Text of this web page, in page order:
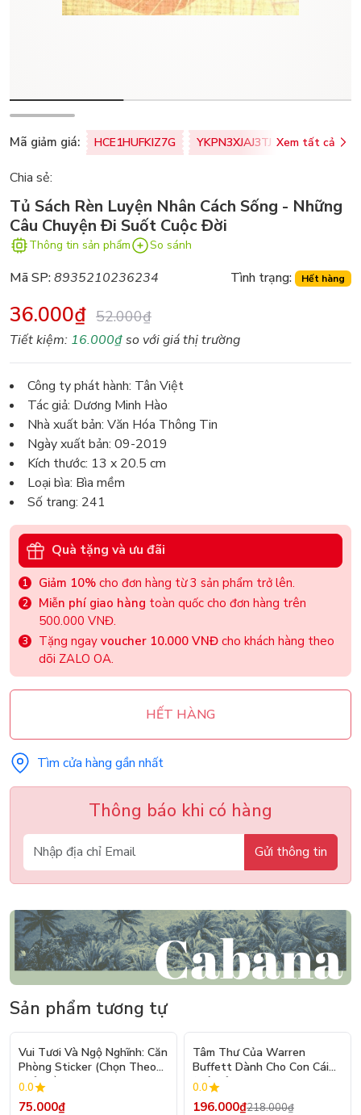
Mã giảm giá: HCE1HUFKIZ7G YKPN3XJAJ3TJ Xem tất cả
Chia sẻ:
Tủ Sách Rèn Luyện Nhân Cách Sống - Những
Câu Chuyện Đi Suốt Cuộc Đời
Thông tin sản phẩm So sánh
Mã SP:8935210236234 Tình trạng: Hết hàng
36.000₫ 52.000₫
Tiết kiệm: 16.000₫so với giá thị trường
Công ty phát hành: Tân Việt
Tác giả: Dương Minh Hào
Nhà xuất bản: Văn Hóa Thông Tin
Ngày xuất bản: 09-2019
Kích thước: 13 x 20.5 cm
Loại bìa: Bìa mềm
Số trang: 241
Quà tặng và ưu đãi
Giảm 10% cho đơn hàng từ 3 sản phẩm trở lên.
Miễn phí giao hàng toàn quốc cho đơn hàng trên
500.000 VNĐ.
Tặng ngay voucher 10.000 VNĐ cho khách hàng theo
dõi ZALO OA.
HẾT HÀNG
Tìm cửa hàng gần nhất
Thông báo khi có hàng
Gửi thông tin
Sản phẩm tương tự
Vui Tươi Và Ngộ Nghĩnh: Căn
Phòng Sticker (Chọn Theo
Chủ Đề) - Hơn 250 Sticker
0.0
75.000₫
Tâm Thư Của Warren
Buffett Dành Cho Con Cái
(Tái Bản 2026)
0.0
196.000₫218.000₫